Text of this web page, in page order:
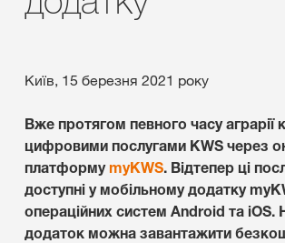
Київ, 15 березня 2021 року
Вже протягом певного часу аграрії
цифровими послугами KWS через
платформу myKWS. Відтепер ці
доступні у мобільному додатку
операційних систем Android та iOS.
додаток можна завантажити